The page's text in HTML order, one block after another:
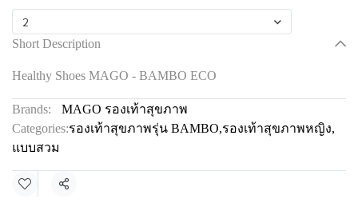
2
Short Description
Healthy Shoes MAGO - BAMBO ECO
Brands:
MAGO รองเท้าสุขภาพ
Categories:รองเท้าสุขภาพรุ่น BAMBO,รองเท้าสุขภาพหญิง,
แบบสวม
Share